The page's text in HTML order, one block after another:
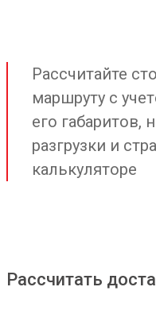
Рассчитайте
маршруту с
его габаритов,
разгрузки и
калькуляторе
Рассчитать